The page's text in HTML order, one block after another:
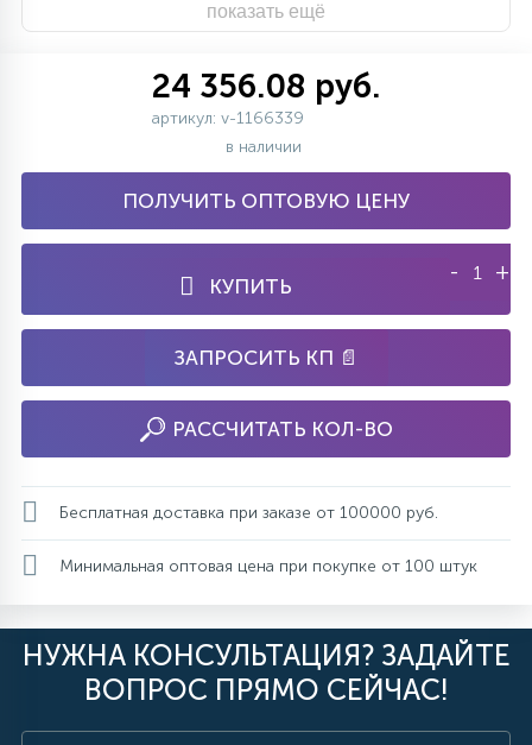
показать ещё
24 356.08 руб.
артикул: v-1166339
в наличии
ПОЛУЧИТЬ ОПТОВУЮ ЦЕНУ
КУПИТЬ
- +
ЗАПРОСИТЬ КП 📄
РАССЧИТАТЬ КОЛ-ВО
Бесплатная доставка при заказе от 100000 руб.
Минимальная оптовая цена при покупке от 100 штук
НУЖНА КОНСУЛЬТАЦИЯ? ЗАДАЙТЕ
ВОПРОС ПРЯМО СЕЙЧАС!